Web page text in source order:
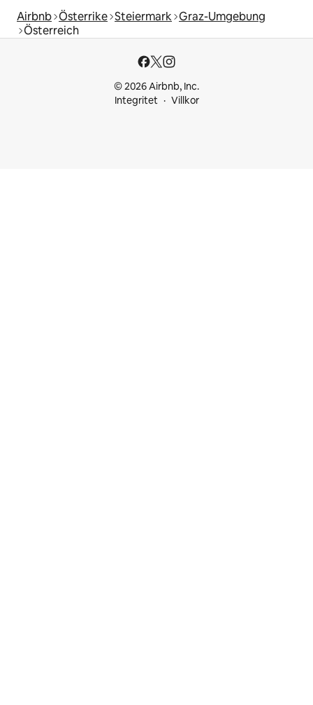
Airbnb Österrike Steiermark Graz-Umgebung
Österreich
© 2026 Airbnb, Inc.
Integritet
Villkor